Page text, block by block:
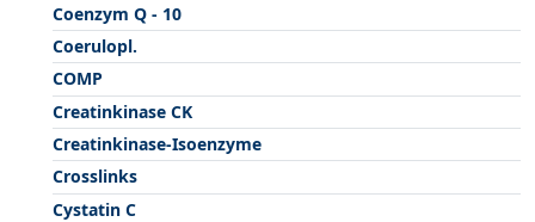
Coenzym Q - 10
Coerulopl.
COMP
Creatinkinase CK
Creatinkinase-Isoenzyme
Crosslinks
Cystatin C